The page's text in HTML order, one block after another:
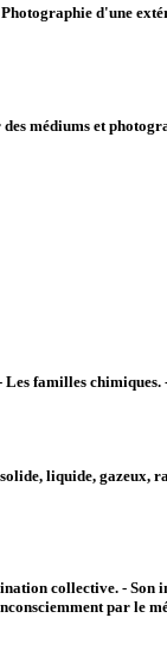
d'une
médiums et
familles
liquide,
collective. - Son
par le